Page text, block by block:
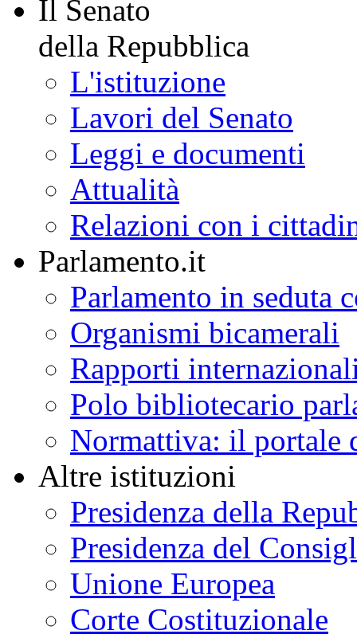
Il Senato
della Repubblica
L'istituzione
Lavori del Senato
Leggi e documenti
Attualità
Relazioni con i
Parlamento.it
Parlamento in seduta
Organismi bicamerali
Rapporti
Polo bibliotecario
Normattiva: il portale
Altre istituzioni
Presidenza della
Presidenza del
Unione Europea
Corte Costituzionale